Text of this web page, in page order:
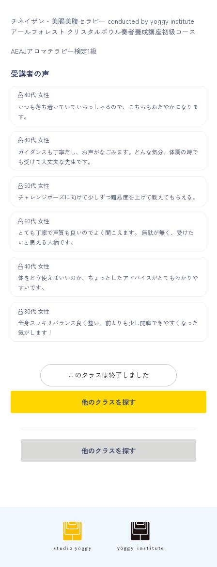
チネイザン・美腸美腹セラピー conducted by yoggy institute
アールフォレスト クリスタルボウル奏者養成講座初級コース
AEAJアロマテラピー検定1級
受講者の声
40代 女性
いつも落ち着いていていらっしゃるので、こちらもおだやかになりま
す。
40代 女性
ガイダンスも丁寧だし、お声がなごみます。どんな気分、体調の時で
も受けて大丈夫な先生です。
50代 女性
チャレンジポーズに向けて少しずつ難易度を上げて教えてもらえる。
60代 女性
とても丁寧で声質も良いのでよく聞こえます。 無駄が無く、受けた
いと思える人柄です。
40代 女性
体をどう使えばいいのか、ちょっとしたアドバイスがとてもわかりや
すいです。
30代 女性
全身スッキリバランス良く整い、前よりも少し開脚できやすくなった
気がします！
このクラスは終了しました
他のクラスを探す
他のクラスを探す